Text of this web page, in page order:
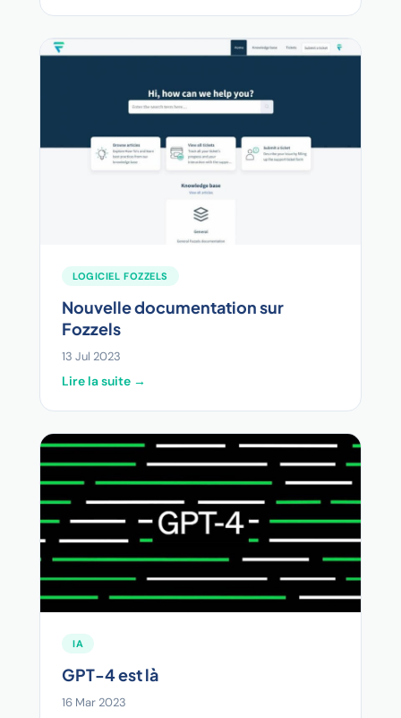
LOGICIEL FOZZELS
Nouvelle documentation sur
Fozzels
13 Jul 2023
Lire la suite →
IA
GPT-4 est là
16 Mar 2023